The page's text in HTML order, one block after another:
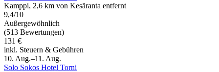
Kamppi, 2,6 km von Kesäranta entfernt
9,4/10
Außergewöhnlich
(513 Bewertungen)
131 €
inkl. Steuern & Gebühren
10. Aug.–11. Aug.
Solo Sokos Hotel Torni